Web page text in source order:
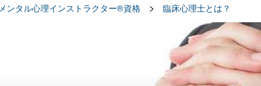
メンタル心理インストラクター®資格 > 臨床心理士とは？